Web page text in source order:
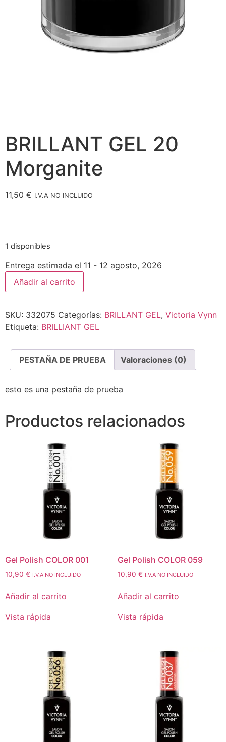
BRILLANT GEL 20
Morganite
11,50 € I.V.A NO INCLUIDO
1 disponibles
Entrega estimada el 11 - 12 agosto, 2026
Añadir al carrito
SKU: 332075 Categorías: BRILLANT GEL, Victoria Vynn
Etiqueta: BRILLIANT GEL
PESTAÑA DE PRUEBA Valoraciones (0)
esto es una pestaña de prueba
Productos relacionados
Gel Polish COLOR 001
10,90 € I.V.A NO INCLUIDO
Añadir al carrito
Vista rápida
Gel Polish COLOR 059
10,90 € I.V.A NO INCLUIDO
Añadir al carrito
Vista rápida